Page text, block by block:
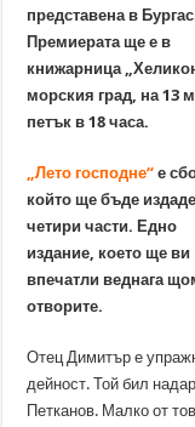
представена в
Премиерата ще е в
книжарница
морския град, на 13
петък в 18 часа.
„Лето господне“ е
който ще бъде
четири части. Едно
издание, което ще ви
впечатли веднага
отворите.
Отец Димитър е
дейност. Той бил
Петканов. Малко от